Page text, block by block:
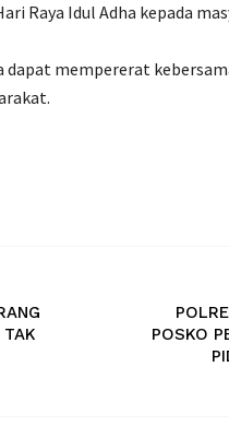
Raya Idul Adha kepada
dapat mempererat
POSKO